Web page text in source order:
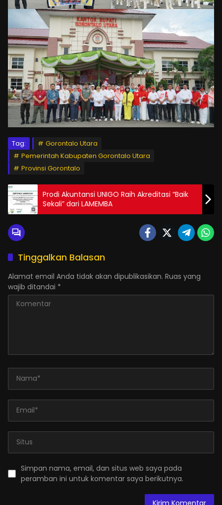
Tag:
Gorontalo Utara
Pemerintah Kabupaten Gorontalo Utara
Provinsi Gorontalo
Prodi Akuntansi UNIGO Raih Akreditasi “Baik
Sekali” dari LAMEMBA
Tinggalkan Balasan
Alamat email Anda tidak akan dipublikasikan. Ruas yang
wajib ditandai *
Simpan nama, email, dan situs web saya pada
peramban ini untuk komentar saya berikutnya.